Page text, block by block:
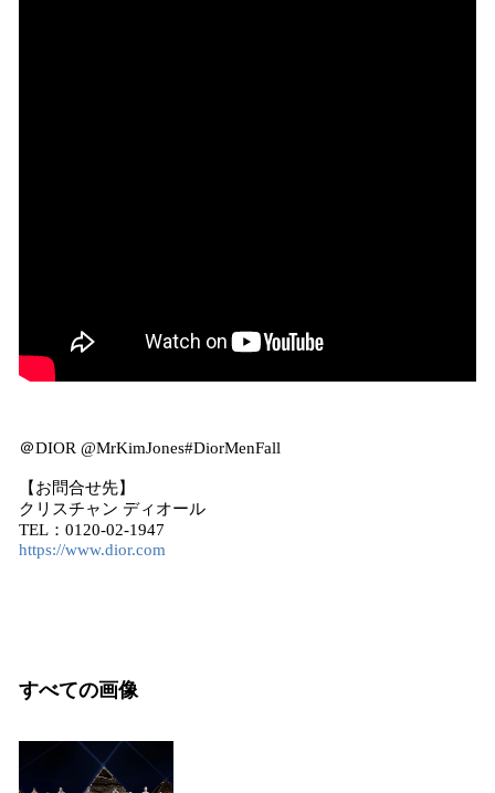
＠DIOR @MrKimJones#DiorMenFall
【お問合せ先】
クリスチャン ディオール
TEL：0120-02-1947
https://www.dior.com
すべての画像